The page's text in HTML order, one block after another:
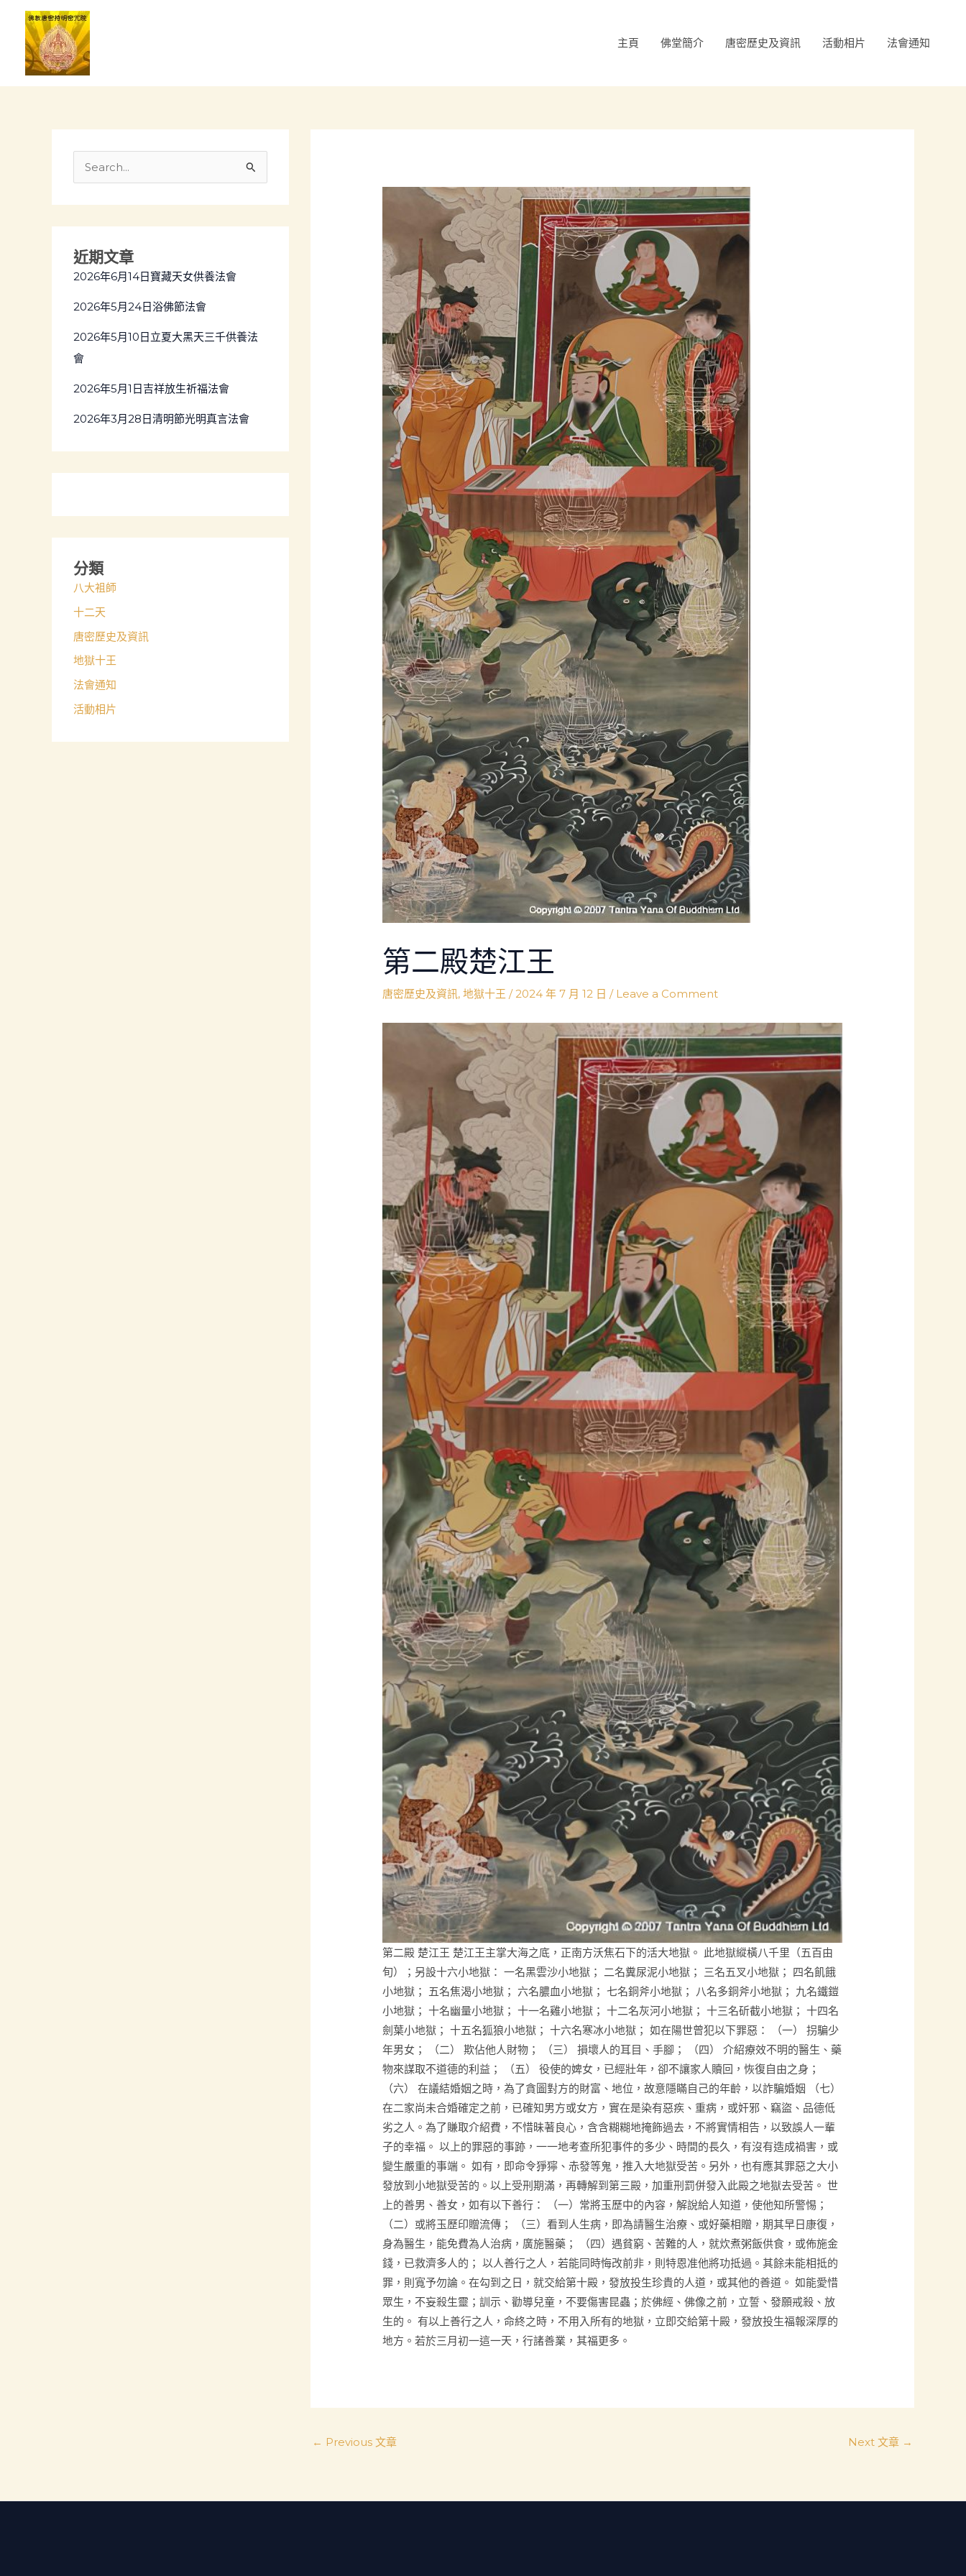
content
主頁 佛堂簡介 唐密歷史及資訊 活動相片 法會通知
c
h
f
r
近期文章
2026年6月14日寶藏天女供養法會
2026年5月24日浴佛節法會
2026年5月10日立夏大黑天三千供養法
會
2026年5月1日吉祥放生祈福法會
2026年3月28日清明節光明真言法會
分類
八大袓師
十二天
唐密歷史及資訊
地獄十王
法會通知
活動相片
第二殿楚江王
唐密歷史及資訊,地獄十王 /2024 年 7 月 12 日/ Leave a Comment
第二殿 楚江王 楚江王主掌大海之底，正南方沃焦石下的活大地獄。 此地獄縱橫八千里（五百由
旬）；另設十六小地獄： 一名黑雲沙小地獄； 二名糞尿泥小地獄； 三名五叉小地獄； 四名飢餓
小地獄； 五名焦渴小地獄； 六名膿血小地獄； 七名銅斧小地獄； 八名多銅斧小地獄； 九名鐵鎧
小地獄； 十名幽量小地獄； 十一名雞小地獄； 十二名灰河小地獄； 十三名斫截小地獄； 十四名
劍葉小地獄； 十五名狐狼小地獄； 十六名寒冰小地獄； 如在陽世曾犯以下罪惡： （一） 拐騙少
年男女； （二） 欺佔他人財物； （三） 損壞人的耳目、手腳； （四） 介紹療效不明的醫生、藥
物來謀取不道德的利益； （五） 役使的婢女，已經壯年，卻不讓家人贖回，恢復自由之身；
（六） 在議結婚姻之時，為了貪圖對方的財富、地位，故意隱瞞自己的年齡，以詐騙婚姻 （七）
在二家尚未合婚確定之前，已確知男方或女方，實在是染有惡疾、重病，或奸邪、竊盜、品德低
劣之人。為了賺取介紹費，不惜昧著良心，含含糊糊地掩飾過去，不將實情相告，以致誤人一輩
子的幸福。 以上的罪惡的事跡，一一地考查所犯事件的多少、時間的長久，有沒有造成禍害，或
變生嚴重的事端。 如有，即命令猙獰、赤發等鬼，推入大地獄受苦。另外，也有應其罪惡之大小
發放到小地獄受苦的。以上受刑期滿，再轉解到第三殿，加重刑罰併發入此殿之地獄去受苦。 世
上的善男、善女，如有以下善行： （一）常將玉歷中的內容，解說給人知道，使他知所警惕；
（二）或將玉歷印贈流傳； （三）看到人生病，即為請醫生治療、或好藥相贈，期其早日康復，
身為醫生，能免費為人治病，廣施醫藥； （四）遇貧窮、苦難的人，就炊煮粥飯供食，或佈施金
錢，已救濟多人的； 以人善行之人，若能同時悔改前非，則特恩准他將功抵過。其餘未能相抵的
罪，則寬予勿論。在勾到之日，就交給第十殿，發放投生珍貴的人道，或其他的善道。 如能愛惜
眾生，不妄殺生靈；訓示、勸導兒童，不要傷害昆蟲；於佛經、佛像之前，立誓、發願戒殺、放
生的。 有以上善行之人，命終之時，不用入所有的地獄，立即交給第十殿，發放投生福報深厚的
地方。若於三月初一這一天，行諸善業，其福更多。
← Previous 文章 Next 文章 →